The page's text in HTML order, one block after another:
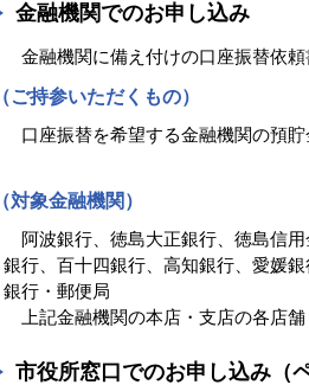
金融機関でのお申し込み
金融機関に備え付けの口座振替依頼
（ご持参いただくもの）
口座振替を希望する金融機関の預
（対象金融機関）
阿波銀行、徳島大正銀行、徳島信
銀行、百十四銀行、高知銀行、愛媛
銀行・郵便局
上記金融機関の本店・支店の各店舗
市役所窓口でのお申し込み（